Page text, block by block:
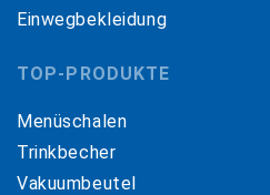
Einwegbekleidung
TOP-PRODUKTE
Menüschalen
Trinkbecher
Vakuumbeutel